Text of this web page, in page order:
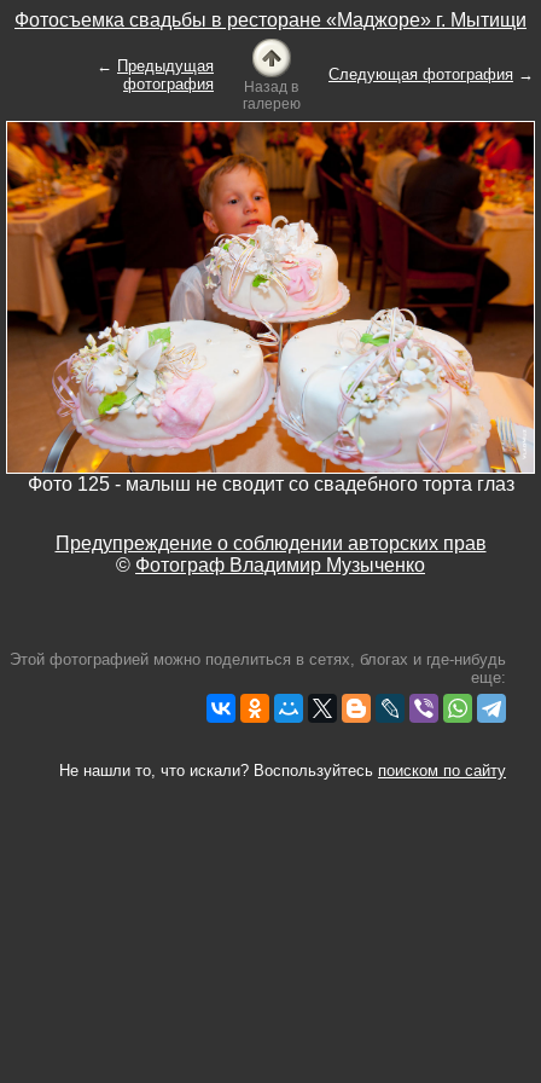
Фотосъемка свадьбы в ресторане «Маджоре» г. Мытищи
← Предыдущая
фотография
Назад в
галерею
Следующая фотография →
Фото 125 - малыш не сводит со свадебного торта глаз
Предупреждение о соблюдении авторских прав
© Фотограф Владимир Музыченко
Этой фотографией можно поделиться в сетях, блогах и где-нибудь
еще:
Не нашли то, что искали? Воспользуйтесь поиском по сайту